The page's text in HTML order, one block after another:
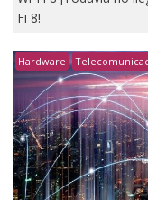
Fi 8!
Hardware